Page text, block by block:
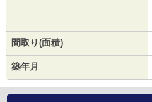
間取り(面積)
築年月